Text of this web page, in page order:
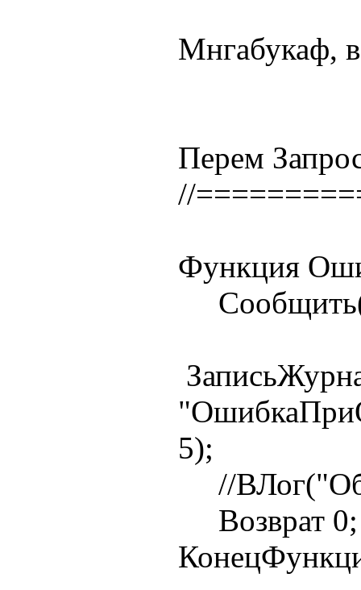
Мнгабукаф,
Перем
//
Функция
5);
//
Возврат 0;